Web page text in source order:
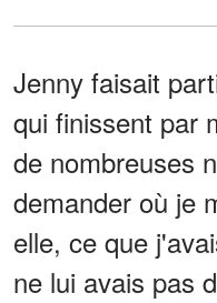
Jenny faisait
qui finissent par
de nombreuses
demander où je
elle, ce que
ne lui avais pas